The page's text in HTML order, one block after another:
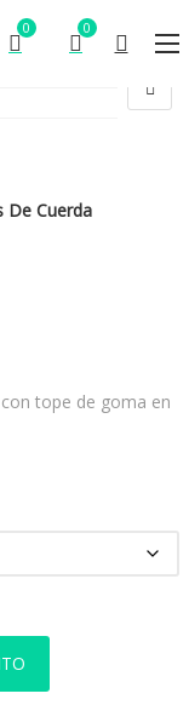
0 0
De Cuerda
tope de goma en